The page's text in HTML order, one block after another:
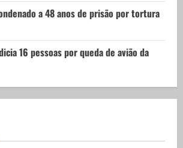
a 48 anos de prisão por tortura
16 pessoas por queda de avião da